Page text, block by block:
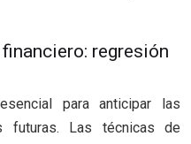
regresión
para anticipar las
futuras. Las técnicas de